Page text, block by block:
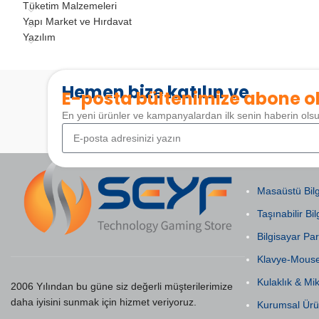
Tüketim Malzemeleri
Yapı Market ve Hırdavat
Yazılım
Hemen bize katılın ve
E-posta bültenimize abone
En yeni ürünler ve kampanyalardan ilk senin haberin
2006 Yılından bu güne siz değerli müşterilerimize
daha iyisini sunmak için hizmet veriyoruz.
Masaüstü
Taşınabilir
Bilgisayar
Klavye-
Kulaklık &
Kurumsal